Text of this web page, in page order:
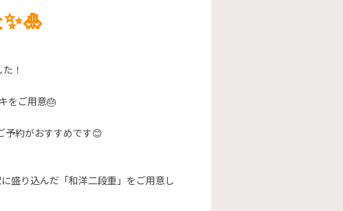
！
をご用意🎂
予約がおすすめです😊
盛り込んだ「和洋二段重」をご用意し